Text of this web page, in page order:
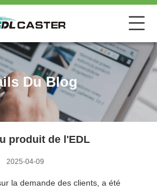
Du Blog
produit de l'EDL
2025-04-09
la demande des clients, a été